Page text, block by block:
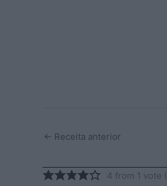
← Receita anterior
4 from 1 vote (